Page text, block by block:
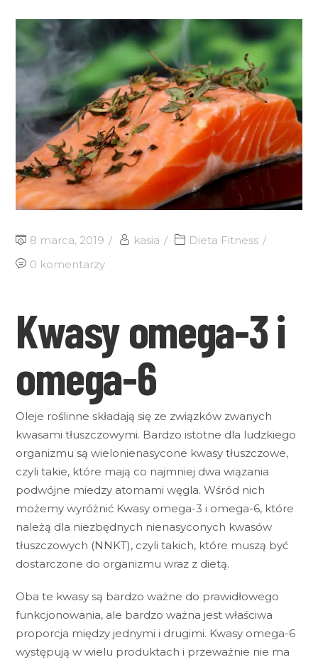
8 marca, 2019 kasia
Dieta Fitness
0 komentarzy
Kwasy omega-3 i
omega-6
Oleje roślinne składają się ze związków zwanych
kwasami tłuszczowymi. Bardzo istotne dla ludzkiego
organizmu są wielonienasycone kwasy tłuszczowe,
czyli takie, które mają co najmniej dwa wiązania
podwójne miedzy atomami węgla. Wśród nich
możemy wyróżnić Kwasy omega-3 i omega-6, które
należą dla niezbędnych nienasyconych kwasów
tłuszczowych (NNKT), czyli takich, które muszą być
dostarczone do organizmu wraz z dietą.
Oba te kwasy są bardzo ważne do prawidłowego
funkcjonowania, ale bardzo ważna jest właściwa
proporcja między jednymi i drugimi. Kwasy omega-6
występują w wielu produktach i przeważnie nie ma